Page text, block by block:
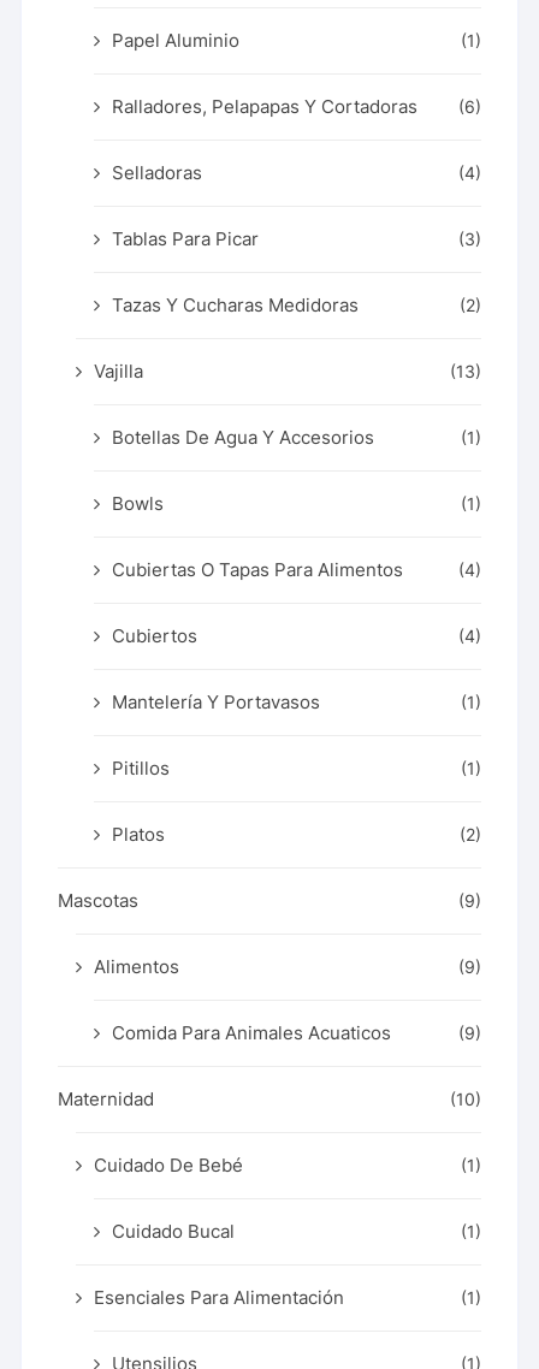
Papel Aluminio (1)
Ralladores, Pelapapas Y Cortadoras (6)
Selladoras (4)
Tablas Para Picar (3)
Tazas Y Cucharas Medidoras (2)
Vajilla (13)
Botellas De Agua Y Accesorios (1)
Bowls (1)
Cubiertas O Tapas Para Alimentos (4)
Cubiertos (4)
Mantelería Y Portavasos (1)
Pitillos (1)
Platos (2)
Mascotas (9)
Alimentos (9)
Comida Para Animales Acuaticos (9)
Maternidad (10)
Cuidado De Bebé (1)
Cuidado Bucal (1)
Esenciales Para Alimentación (1)
Utensilios (1)